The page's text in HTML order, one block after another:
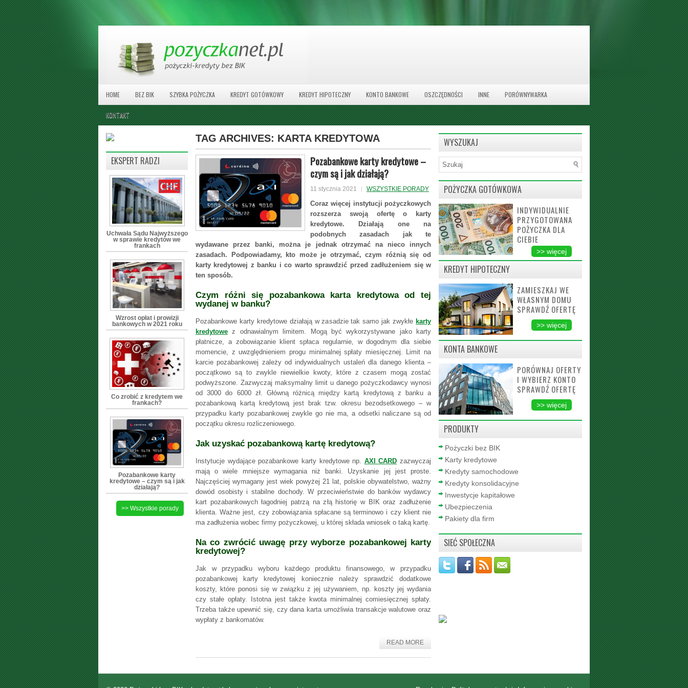
HOME BEZ BIK SZYBKA POŻYCZKA KREDYT GOTÓWKOWY KREDYT HIPOTECZNY KONTO BANKOWE OSZCZĘDNOŚCI INNE PORÓWNYWARKA
KONTAKT
TAG ARCHIVES: KARTA KREDYTOWA
Pozabankowe karty kredytowe –
czym są i jak działają?
11 stycznia 2021 WSZYSTKIE PORADY
Coraz więcej instytucji pożyczkowych
rozszerza swoją ofertę o karty
kredytowe. Działają one na
podobnych zasadach jak te
wydawane przez banki, można je jednak otrzymać na nieco innych
zasadach. Podpowiadamy, kto może je otrzymać, czym różnią się od
karty kredytowej z banku i co warto sprawdzić przed zadłużeniem się w
ten sposób.
Czym różni się pozabankowa karta kredytowa od tej
wydanej w banku?
Pozabankowe karty kredytowe działają w zasadzie tak samo jak zwykłe karty
kredytowe z odnawialnym limitem. Mogą być wykorzystywane jako karty
płatnicze, a zobowiązanie klient spłaca regularnie, w dogodnym dla siebie
momencie, z uwzględnieniem progu minimalnej spłaty miesięcznej. Limit na
karcie pozabankowej zależy od indywidualnych ustaleń dla danego klienta –
początkowo są to zwykle niewielkie kwoty, które z czasem mogą zostać
podwyższone. Zazwyczaj maksymalny limit u danego pożyczkodawcy wynosi
od 3000 do 6000 zł. Główną różnicą między kartą kredytową z banku a
pozabankową kartą kredytową jest brak tzw. okresu bezodsetkowego – w
przypadku karty pozabankowej zwykle go nie ma, a odsetki naliczane są od
początku okresu rozliczeniowego.
Jak uzyskać pozabankową kartę kredytową?
Instytucje wydające pozabankowe karty kredytowe np. AXI CARD zazwyczaj
mają o wiele mniejsze wymagania niż banki. Uzyskanie jej jest proste.
Najczęściej wymagany jest wiek powyżej 21 lat, polskie obywatelstwo, ważny
dowód osobisty i stabilne dochody. W przeciwieństwie do banków wydawcy
kart pozabankowych łagodniej patrzą na złą historię w BIK oraz zadłużenie
klienta. Ważne jest, czy zobowiązania spłacane są terminowo i czy klient nie
ma zadłużenia wobec firmy pożyczkowej, u której składa wniosek o taką kartę.
Na co zwrócić uwagę przy wyborze pozabankowej karty
kredytowej?
Jak w przypadku wyboru każdego produktu finansowego, w przypadku
pozabankowej karty kredytowej koniecznie należy sprawdzić dodatkowe
koszty, które ponosi się w związku z jej używaniem, np. koszty jej wydania
czy stałe opłaty. Istotna jest także kwota minimalnej comiesięcznej spłaty.
Trzeba także upewnić się, czy dana karta umożliwia transakcje walutowe oraz
wypłaty z bankomatów.
READ MORE
EKSPERT RADZI
Uchwała Sądu Najwyższego
w sprawie kredytów we
frankach
Wzrost opłat i prowizji
bankowych w 2021 roku
Co zrobić z kredytem we
frankach?
Pozabankowe karty
kredytowe – czym są i jak
działają?
>> Wszystkie porady
WYSZUKAJ
POŻYCZKA GOTÓWKOWA
INDYWIDUALNIE
PRZYGOTOWANA
POŻYCZKA DLA
CIEBIE
>> więcej
KREDYT HIPOTECZNY
ZAMIESZKAJ WE
WŁASNYM DOMU
SPRAWDŹ OFERTĘ
>> więcej
KONTA BANKOWE
PORÓWNAJ OFERTY
I WYBIERZ KONTO
SPRAWDŹ OFERTĘ
>> więcej
PRODUKTY
Pożyczki bez BIK
Karty kredytowe
Kredyty samochodowe
Kredyty konsolidacyjne
Inwestycje kapitałowe
Ubezpieczenia
Pakiety dla firm
SIEĆ SPOŁECZNA